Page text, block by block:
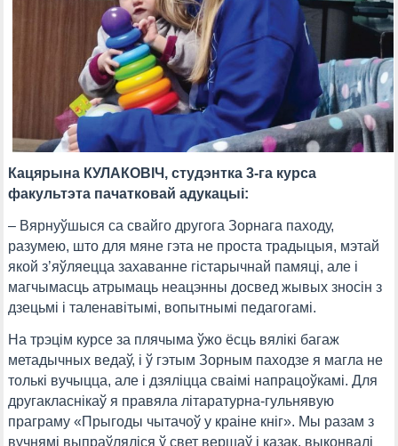
Кацярына КУЛАКОВІЧ, студэнтка 3-га курса
факультэта пачатковай адукацыі:
– Вярнуўшыся са свайго другога Зорнага паходу,
разумею, што для мяне гэта не проста традыцыя, мэтай
якой з’яўляецца захаванне гістарычнай памяці, але і
магчымасць атрымаць неацэнны досвед жывых зносін з
дзецьмі і таленавітымі, вопытнымі педагогамі.
На трэцім курсе за плячыма ўжо ёсць вялікі багаж
метадычных ведаў, і ў гэтым Зорным паходзе я магла не
толькі вучыцца, але і дзяліцца сваімі напрацоўкамі. Для
другакласнікаў я правяла літаратурна-гульнявую
праграму «Прыгоды чытачоў у краіне кніг». Мы разам з
вучнямі выпраўляліся ў свет вершаў і казак, выконвалі